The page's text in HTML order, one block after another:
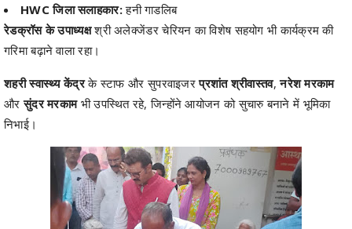
HWC जिला सलाहकार:हनी गाडलिब
रेडक्रॉस के उपाध्यक्षश्री अलेक्जेंडर चेरियन का विशेष सहयोग भी कार्यक्रम की
गरिमा बढ़ाने वाला रहा।
शहरी स्वास्थ्य केंद्रके स्टाफ और सुपरवाइजरप्रशांत श्रीवास्तव,नरेश मरकाम
औरसुंदर मरकामभी उपस्थित रहे, जिन्होंने आयोजन को सुचारु बनाने में भूमिका
निभाई।